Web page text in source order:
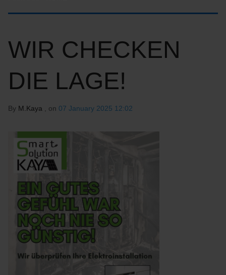
WIR CHECKEN
DIE LAGE!
By M.Kaya , on 07 January 2025 12:02